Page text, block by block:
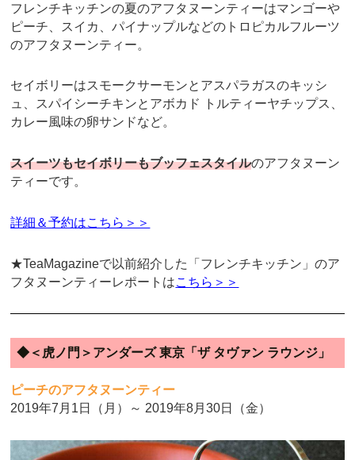
フレンチキッチンの夏のアフタヌーンティーはマンゴーや
ピーチ、スイカ、パイナップルなどのトロピカルフルーツ
のアフタヌーンティー。
セイボリーはスモークサーモンとアスパラガスのキッシ
ュ、スパイシーチキンとアボカド トルティーヤチップス、
カレー風味の卵サンドなど。
スイーツもセイボリーもブッフェスタイルのアフタヌーン
ティーです。
詳細＆予約はこちら＞＞
★TeaMagazineで以前紹介した「フレンチキッチン」のア
フタヌーンティーレポートはこちら＞＞
◆＜虎ノ門＞アンダーズ 東京「ザ タヴァン ラウンジ」
ピーチのアフタヌーンティー
2019年7月1日（月）～ 2019年8月30日（金）